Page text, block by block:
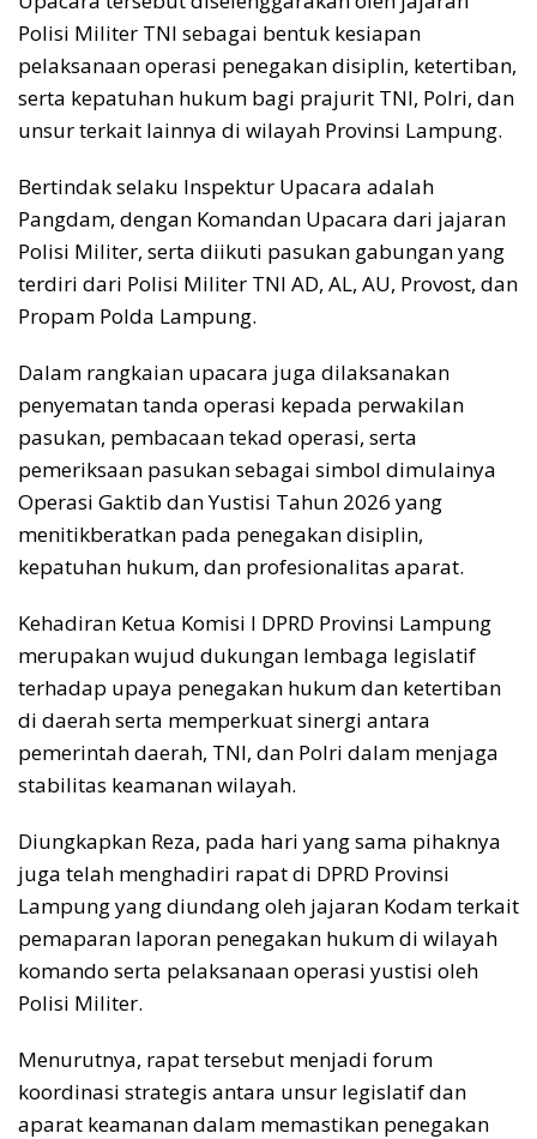
Polisi Militer TNI sebagai bentuk kesiapan
pelaksanaan operasi penegakan disiplin, ketertiban,
serta kepatuhan hukum bagi prajurit TNI, Polri, dan
unsur terkait lainnya di wilayah Provinsi Lampung.
Bertindak selaku Inspektur Upacara adalah
Pangdam, dengan Komandan Upacara dari jajaran
Polisi Militer, serta diikuti pasukan gabungan yang
terdiri dari Polisi Militer TNI AD, AL, AU, Provost, dan
Propam Polda Lampung.
Dalam rangkaian upacara juga dilaksanakan
penyematan tanda operasi kepada perwakilan
pasukan, pembacaan tekad operasi, serta
pemeriksaan pasukan sebagai simbol dimulainya
Operasi Gaktib dan Yustisi Tahun 2026 yang
menitikberatkan pada penegakan disiplin,
kepatuhan hukum, dan profesionalitas aparat.
Kehadiran Ketua Komisi I DPRD Provinsi Lampung
merupakan wujud dukungan lembaga legislatif
terhadap upaya penegakan hukum dan ketertiban
di daerah serta memperkuat sinergi antara
pemerintah daerah, TNI, dan Polri dalam menjaga
stabilitas keamanan wilayah.
Diungkapkan Reza, pada hari yang sama pihaknya
juga telah menghadiri rapat di DPRD Provinsi
Lampung yang diundang oleh jajaran Kodam terkait
pemaparan laporan penegakan hukum di wilayah
komando serta pelaksanaan operasi yustisi oleh
Polisi Militer.
Menurutnya, rapat tersebut menjadi forum
koordinasi strategis antara unsur legislatif dan
aparat keamanan dalam memastikan penegakan